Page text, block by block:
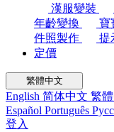
漢服變裝
年齡變換
寶
件照製作
提
定價
繁體中文
English 简体中文 繁
Español Português
登入